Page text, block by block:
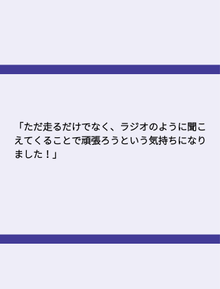
「ただ走るだけでなく、ラジオのように聞こ
えてくることで頑張ろうという気持ちになり
ました！」